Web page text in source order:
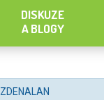
DISKUZE
A BLOGY
ZDENALAN